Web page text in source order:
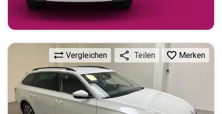
Vergleichen Teilen Merken